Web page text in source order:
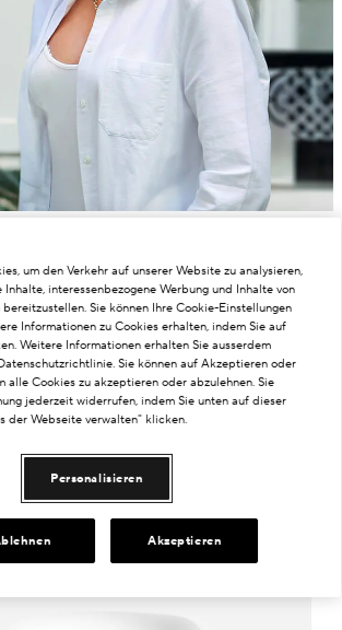
um den Verkehr auf unserer Website zu analysieren,
interessenbezogene Werbung und Inhalte von
Sie können Ihre Cookie-Einstellungen
Informationen zu Cookies erhalten, indem Sie auf
Weitere Informationen erhalten Sie ausserdem
Sie können auf Akzeptieren oder
alle Cookies zu akzeptieren oder abzulehnen. Sie
jederzeit widerrufen, indem Sie unten auf dieser
der Webseite verwalten" klicken.
Personalisieren
Akzeptieren